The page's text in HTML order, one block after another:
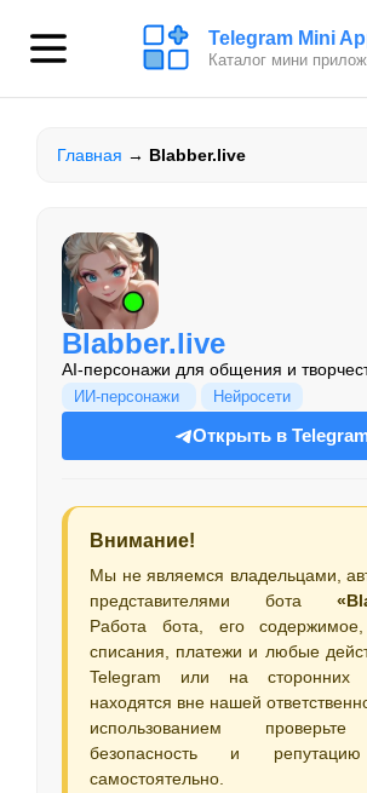
Telegram Mini
Каталог мини
Главная → Blabber.live
Blabber.live
AI-персонажи для общения и
ИИ-персонажи Нейросети
Открыть в
Внимание!
Мы не являемся владельцами,
представителями бота
Работа бота, его содержимое,
списания, платежи и любые
Telegram или на сторонних
находятся вне нашей
использованием проверьте
безопасность и
самостоятельно.